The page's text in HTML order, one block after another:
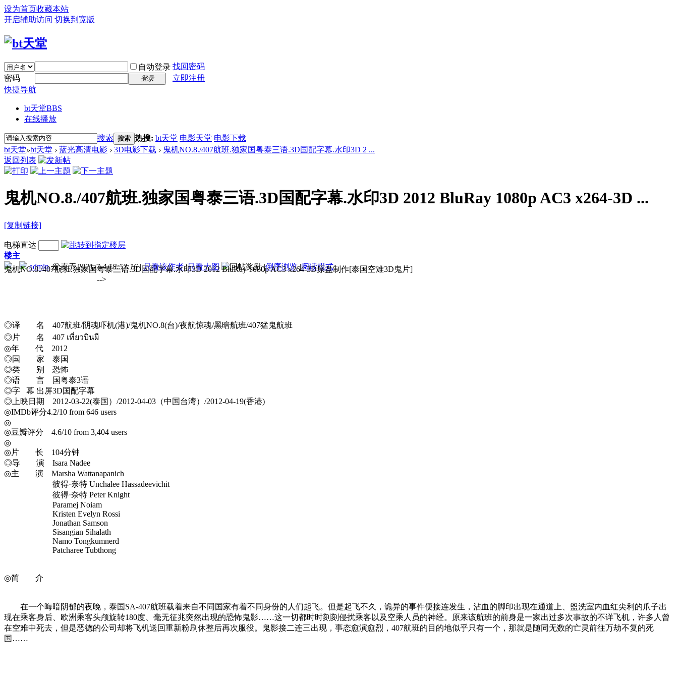
设为首页收藏本站
开启辅助访问 切换到宽版
自动登录 找回密码
密码
登录
立即注册
快捷导航
bt天堂BBS
在线播放
搜索 搜索 热搜: bt天堂 电影天堂 电影下载
bt天堂»bt天堂 › 蓝光高清电影 › 3D电影下载 › 鬼机NO.8./407航班.独家国粤泰三语.3D国配字幕.水印3D 2 ...
返回列表
鬼机NO.8./407航班.独家国粤泰三语.3D国配字幕.水印3D 2012 BluRay 1080p AC3 x264-3D ...
[复制链接]
电梯直达
楼主
admin 发表于 2021-7-4 18:52:16 | 只看该作者 |只看大图 |倒序浏览 |阅读模式
鬼机NO.8./407航班.独家国粤泰三语.3D国配字幕.水印3D 2012 BluRay 1080p AC3 x264-3D原盘制作[泰国空难3D鬼片]
-->
◎译 名 407航班/阴魂吓机(港)/鬼机NO.8(台)/夜航惊魂/黑暗航班/407猛鬼航班
◎片 名 407 เที่ยวบินผี
◎年 代 2012
◎国 家 泰国
◎类 别 恐怖
◎语 言 国粤泰3语
◎字 幕 出屏3D国配字幕
◎上映日期 2012-03-22(泰国）/2012-04-03（中国台湾）/2012-04-19(香港)
◎IMDb评分4.2/10 from 646 users
◎
◎豆瓣评分 4.6/10 from 3,404 users
◎
◎片 长 104分钟
◎导 演 Isara Nadee
◎主 演 Marsha Wattanapanich
彼得·奈特 Unchalee Hassadeevichit
彼得·奈特 Peter Knight
Paramej Noiam
Kristen Evelyn Rossi
Jonathan Samson
Sisangian Sihalath
Namo Tongkumnerd
Patcharee Tubthong
◎简 介
在一个晦暗阴郁的夜晚，泰国SA-407航班载着来自不同国家有着不同身份的人们起飞。但是起飞不久，诡异的事件便接连发生，沾血的脚印出现在通道上、盥洗室内血红尖利的爪子出
现在乘客身后、欧洲乘客头颅旋转180度、毫无征兆突然出现的恐怖鬼影……这一切都时时刻刻侵扰乘客以及空乘人员的神经。原来该航班的前身是一家出过多次事故的不详飞机，许多人曾
在空难中死去，但是恶德的公司却将飞机送回重新粉刷休整后再次服役。鬼影接二连三出现，事态愈演愈烈，407航班的目的地似乎只有一个，那就是随同无数的亡灵前往万劫不复的死
国……